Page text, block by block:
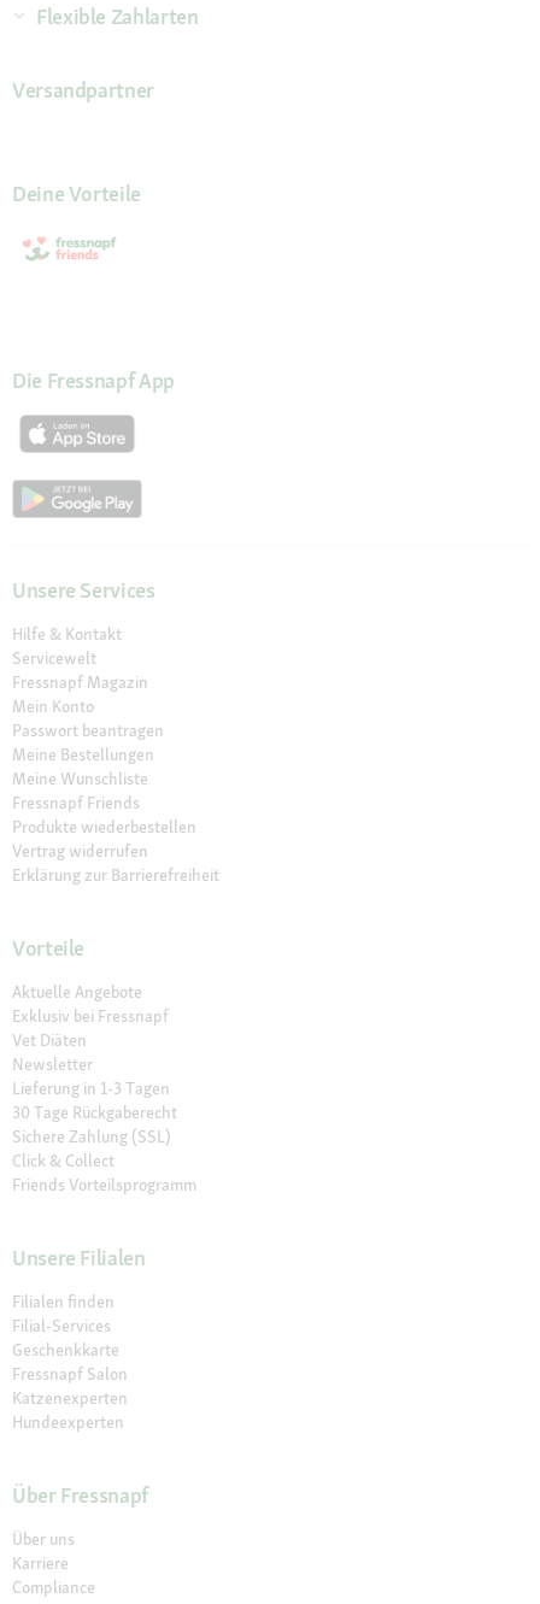
Flexible Zahlarten
Versandpartner
Deine Vorteile
Die Fressnapf App
Unsere Services
Hilfe & Kontakt
Servicewelt
Fressnapf Magazin
Mein Konto
Passwort beantragen
Meine Bestellungen
Meine Wunschliste
Fressnapf Friends
Produkte wiederbestellen
Vertrag widerrufen
Erklärung zur Barrierefreiheit
Vorteile
Aktuelle Angebote
Exklusiv bei Fressnapf
Vet Diäten
Newsletter
Lieferung in 1-3 Tagen
30 Tage Rückgaberecht
Sichere Zahlung (SSL)
Click & Collect
Friends Vorteilsprogramm
Unsere Filialen
Filialen finden
Filial-Services
Geschenkkarte
Fressnapf Salon
Katzenexperten
Hundeexperten
Über Fressnapf
Über uns
Karriere
Compliance